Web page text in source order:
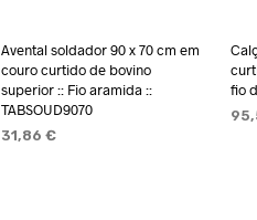
Avental soldador 90 x 70 cm em
couro curtido de bovino
superior :: Fio aramida ::
TABSOUD9070
31,86 €
fio